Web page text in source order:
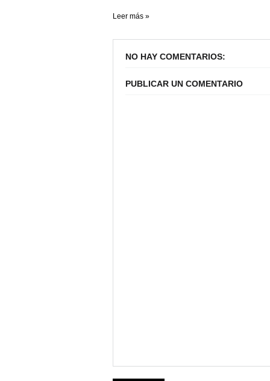
Leer más »
NO HAY COMENTARIOS:
PUBLICAR UN COMENTARIO